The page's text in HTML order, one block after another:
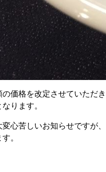
価格を改定させていただ
ります。
心苦しいお知らせですが
。